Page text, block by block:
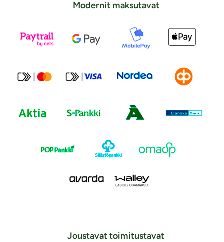
Modernit maksutavat
Joustavat toimitustavat